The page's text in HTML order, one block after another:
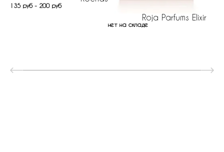
135 руб - 200 руб
Roja Parfums Elixir
нет на складе